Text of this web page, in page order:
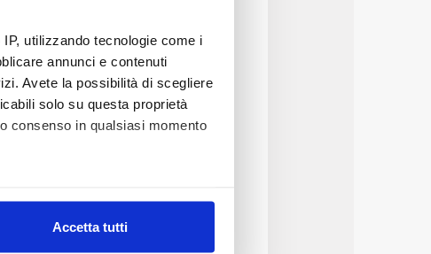
utilizzando tecnologie come i
annunci e contenuti
Avete la possibilità di scegliere
solo su questa proprietà
consenso in qualsiasi momento
specifiche (impronte
Accetta tutti